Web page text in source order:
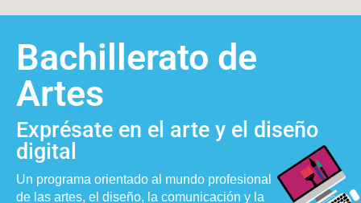
Bachillerato de
Artes
Exprésate en el arte y el diseño
digital
Un programa orientado al mundo profesional
de las artes, el diseño, la comunicación y la